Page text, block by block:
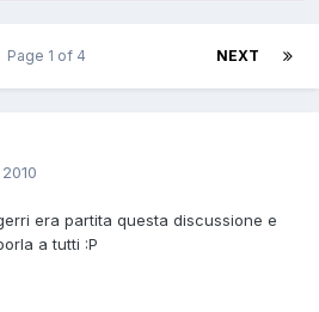
NEXT
Page 1 of 4
era partita questa discussione e
a tutti :P